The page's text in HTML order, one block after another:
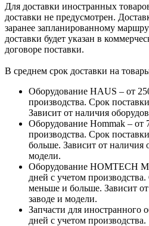
Для доставки иностранных
доставки не предусмотрен.
заранее запланированному
доставки будет указан в
договоре поставки.
В среднем срок доставки на
Оборудование HAUS – от
производства. Срок
Зависит от наличия
Оборудование Hommak – от
производства. Срок
больше. Зависит от наличия
модели.
Оборудование HOMTECH
дней с учетом
меньше и больше. Зависит
заводе и модели.
Запчасти для иностранного
дней с учетом производства.